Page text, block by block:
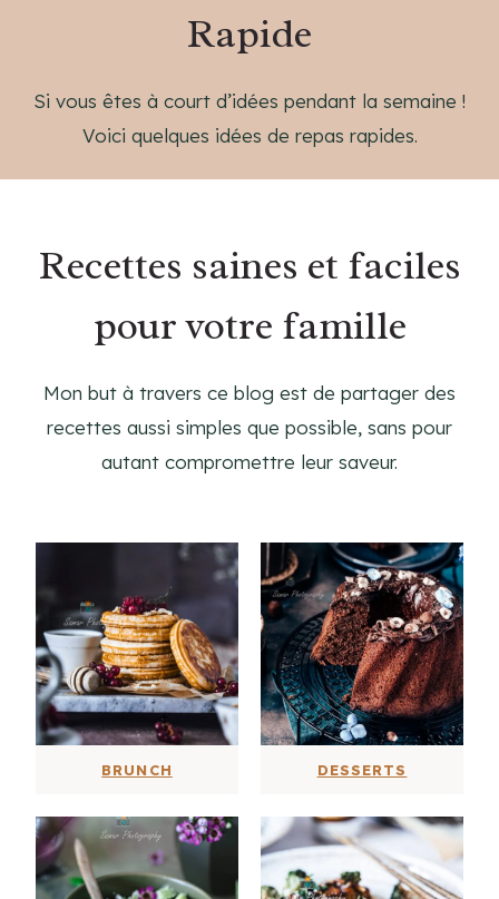
Rapide
Si vous êtes à court d’idées pendant la semaine !
Voici quelques idées de repas rapides.
Recettes saines et faciles
pour votre famille
Mon but à travers ce blog est de partager des
recettes aussi simples que possible, sans pour
autant compromettre leur saveur.
BRUNCH DESSERTS